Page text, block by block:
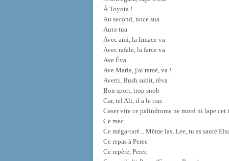
À Toyota !
Au second, noce sua
Auto tua
Avec ami, la limace va
Avec rafale, la farce va
Ave Éva
Ave Maria, j'ai ramé, va !
Averti, Bush subit, rêva
Bon sport, trop snob
Car, tel Ali, il a le trac
Caser vite ce palindrome ne mord ni lape cet
Ce mec
Ce méga-taré... Même las, Lee, tu as sauté
Ce repas à Perec
Ce repère, Perec